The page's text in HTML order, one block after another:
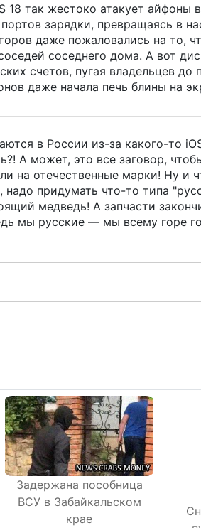
18 так жестоко атакует айфоны
зарядки, превращаясь в
даже пожаловались на то,
соседнего дома. А вот
счетов, пугая владельцев
даже начала печь блины на
в России из-за какого-то
А может, это все заговор,
на отечественные марки! Ну и
надо придумать что-то типа
медведь! А запчасти
мы русские — мы всему горе
Задержана пособница
ВСУ в Забайкальском
крае